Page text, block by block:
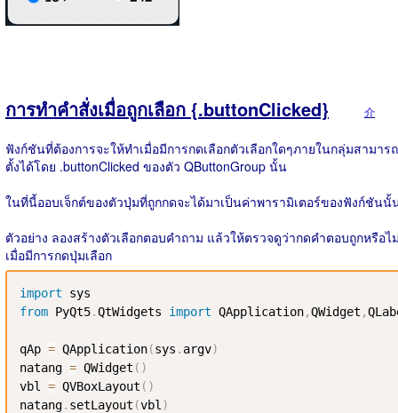
การทำคำสั่งเมื่อถูกเลือก {.buttonClicked} 介
ฟังก์ชันที่ต้องการจะให้ทำเมื่อมีการกดเลือกตัวเลือกใดๆภายในกลุ่มสามารถ
ตั้งได้โดย .buttonClicked ของตัว QButtonGroup นั้น
ในที่นี้ออบเจ็กต์ของตัวปุ่มที่ถูกกดจะได้มาเป็นค่าพารามิเตอร์ของฟังก์ชันนั้
ตัวอย่าง ลองสร้างตัวเลือกตอบคำถาม แล้วให้ตรวจดูว่ากดคำตอบถูกหรือไ
เมื่อมีการกดปุ่มเลือก
import
from PyQt5.QtWidgets import QApplication,QWidget ,
qAp = QApplication(sys . argv)
natang = QWidget ( )
vbl = QVBoxLayout ( )
natang. setLayout (vbl )